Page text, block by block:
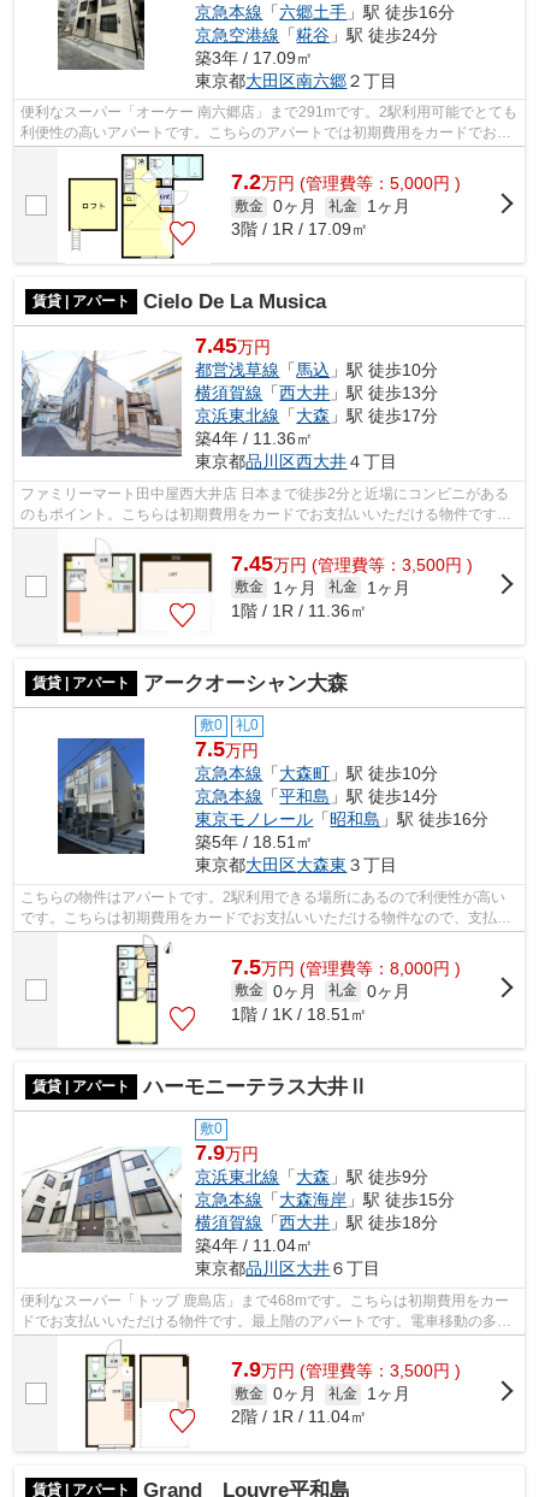
京急本線 「六郷土手 」駅 徒歩16分
京急空港線 「糀谷 」駅 徒歩24分
築3年 / 17.09㎡
東京都大田区南六郷２丁目
便利なスーパー「オーケー 南六郷店」まで291mです。2駅利用可能でとても
利便性の高いアパートです。こちらのアパートでは初期費用をカードでお支
払いいただけます。アイディアルホー...
7.2万円 (管理費等：5,000円 )
敷金 0ヶ月 礼金
1ヶ月
3階 / 1R / 17.09㎡
賃貸 | アパート Cielo De La Musica
7.45万円
都営浅草線 「馬込 」駅 徒歩10分
横須賀線 「西大井 」駅 徒歩13分
京浜東北線 「大森 」駅 徒歩17分
築4年 / 11.36㎡
東京都品川区西大井４丁目
ファミリーマート田中屋西大井店 日本まで徒歩2分と近場にコンビニがある
のもポイント。こちらは初期費用をカードでお支払いいただける物件です。
設備が充実してうれしい、築浅物件で...
7.45万円 (管理費等：3,500円 )
敷金 1ヶ月 礼金
1ヶ月
1階 / 1R / 11.36㎡
賃貸 | アパート アークオーシャン大森
敷0 礼0
7.5万円
京急本線 「大森町 」駅 徒歩10分
京急本線 「平和島 」駅 徒歩14分
東京モノレール 「昭和島 」駅 徒歩16分
築5年 / 18.51㎡
東京都大田区大森東 ３丁目
こちらの物件はアパートです。2駅利用できる場所にあるので利便性が高い
です。こちらは初期費用をカードでお支払いいただける物件なので、支払い
手続きの手間が省けます。駅から徒歩10...
7.5万円 (管理費等：8,000円 )
敷金 0ヶ月 礼金 0ヶ月
1階 / 1K / 18.51㎡
賃貸 | アパート ハーモニーテラス大井Ⅱ
敷0
7.9万円
京浜東北線 「大森 」駅 徒歩9分
京急本線 「大森海岸 」駅 徒歩15分
横須賀線 「西大井 」駅 徒歩18分
築4年 / 11.04㎡
東京都品川区大井６丁目
便利なスーパー「トップ 鹿島店」まで468mです。こちらは初期費用をカー
ドでお支払いいただける物件です。最上階のアパートです。電車移動の多い
方に嬉しい駅から徒歩9分の物件です。...
7.9万円 (管理費等：3,500円 )
敷金 0ヶ月 礼金
1ヶ月
2階 / 1R / 11.04㎡
賃貸 | アパート Grand Louvre平和島